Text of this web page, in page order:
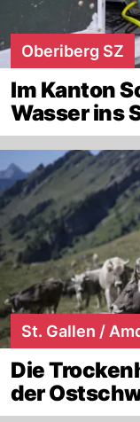
Oberiberg SZ
Im Kanton
Wasser ins
St. Gallen /
Die
der